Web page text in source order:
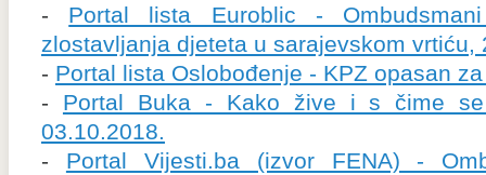
- Portal lista Euroblic -
zlostavljanja djeteta u sarajevskom vrtiću,
- Portal lista Oslobođenje - KPZ opasan
- Portal Buka - Kako žive i s čime
03.10.2018.
- Portal Vijesti.ba (izvor FENA) -